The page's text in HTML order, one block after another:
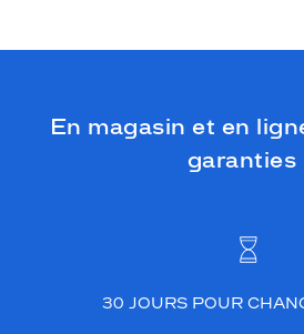
En magasin et en
garanties
30 JOURS POUR